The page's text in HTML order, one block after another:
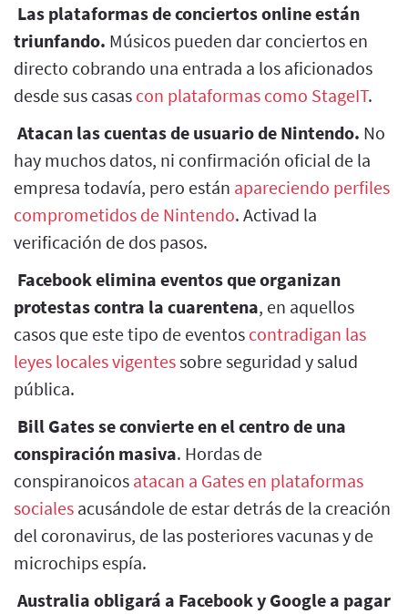
Las plataformas de conciertos online están
triunfando. Músicos pueden dar conciertos en
directo cobrando una entrada a los aficionados
desde sus casas con plataformas como StageIT.
Atacan las cuentas de usuario de Nintendo. No
hay muchos datos, ni confirmación oficial de la
empresa todavía, pero están apareciendo perfiles
comprometidos de Nintendo. Activad la
verificación de dos pasos.
Facebook elimina eventos que organizan
protestas contra la cuarentena, en aquellos
casos que este tipo de eventos contradigan las
leyes locales vigentessobre seguridad y salud
pública.
Bill Gates se convierte en el centro de una
conspiración masiva. Hordas de
conspiranoicos atacan a Gates en plataformas
sociales acusándole de estar detrás de la creación
del coronavirus, de las posteriores vacunas y de
microchips espía.
Australia obligará a Facebook y Google a pagar